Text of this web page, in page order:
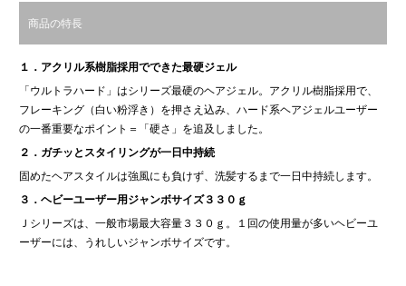
商品の特長
１．アクリル系樹脂採用でできた最硬ジェル
「ウルトラハード」はシリーズ最硬のヘアジェル。アクリル樹脂採用で、
フレーキング（白い粉浮き）を押さえ込み、ハード系ヘアジェルユーザー
の一番重要なポイント＝「硬さ」を追及しました。
２．ガチッとスタイリングが一日中持続
固めたヘアスタイルは強風にも負けず、洗髪するまで一日中持続します。
３．ヘビーユーザー用ジャンボサイズ３３０ｇ
Ｊシリーズは、一般市場最大容量３３０ｇ。１回の使用量が多いヘビーユ
ーザーには、うれしいジャンボサイズです。